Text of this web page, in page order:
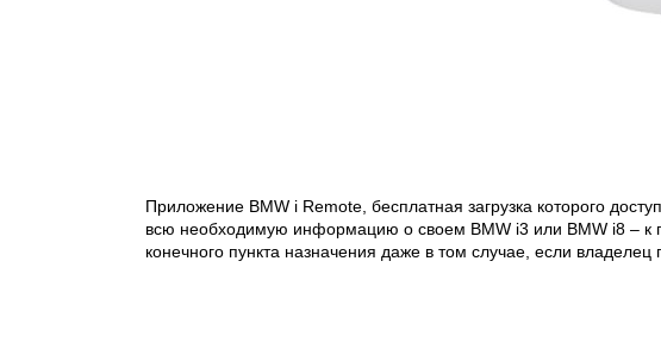
Приложение BMW i Remote, бесплатная загрузка которого
всю необходимую информацию о своем BMW i3 или BMW i8 – к
конечного пункта назначения даже в том случае, если владелец